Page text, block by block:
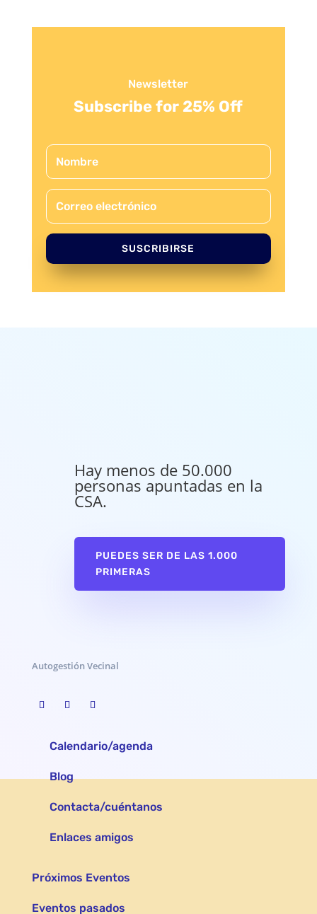
Newsletter
Subscribe for 25% Off
SUSCRIBIRSE
Hay menos de 50.000
personas apuntadas en la
CSA.
PUEDES SER DE LAS 1.000
PRIMERAS
Autogestión Vecinal
Calendario/agenda
Blog
Contacta/cuéntanos
Enlaces amigos
Próximos Eventos
Eventos pasados